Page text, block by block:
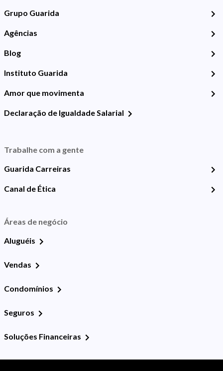
Grupo Guarida
Agências
Blog
Instituto Guarida
Amor que movimenta
Declaração de Igualdade Salarial
Trabalhe com a gente
Guarida Carreiras
Canal de Ética
Áreas de negócio
Aluguéis
Vendas
Condomínios
Seguros
Soluções Financeiras